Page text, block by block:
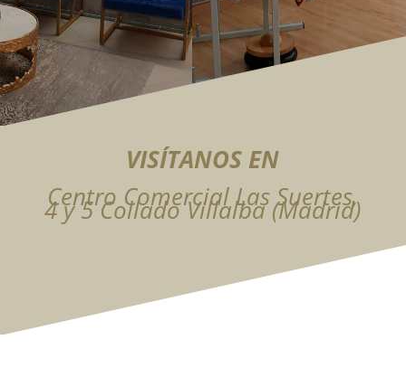
VISÍTANOS EN
Centro Comercial Las Suertes,
4 y 5 Collado Villalba (Madrid)